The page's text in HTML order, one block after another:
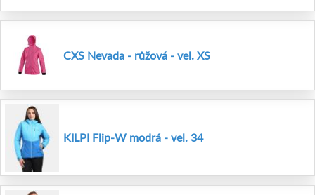
CXS Nevada - růžová - vel. XS
KILPI Flip-W modrá - vel. 34